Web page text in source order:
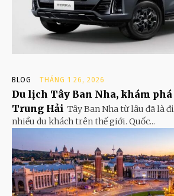
BLOG THÁNG 1 26, 2026
Du lịch Tây Ban Nha, khám
Trung Hải Tây Ban Nha từ lâu đã là
nhiều du khách trên thế giới. Quốc...